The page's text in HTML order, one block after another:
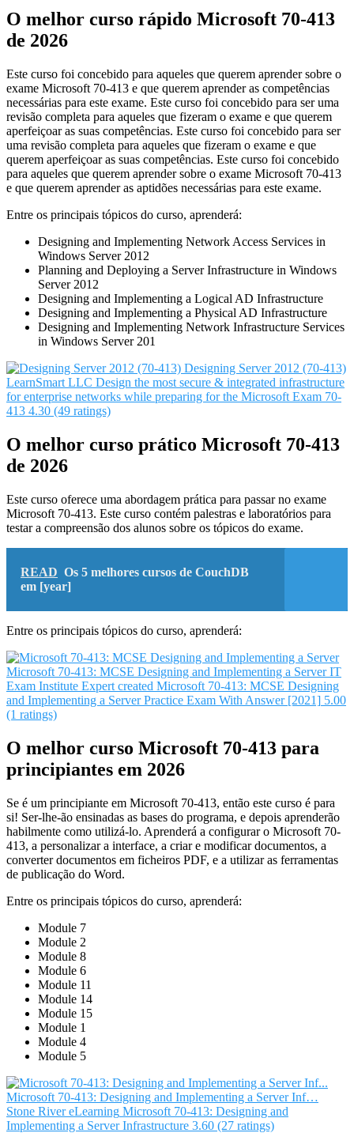
O melhor curso rápido Microsoft 70-413
de 2026
Este curso foi concebido para aqueles que querem aprender sobre o
exame Microsoft 70-413 e que querem aprender as competências
necessárias para este exame. Este curso foi concebido para ser uma
revisão completa para aqueles que fizeram o exame e que querem
aperfeiçoar as suas competências. Este curso foi concebido para ser
uma revisão completa para aqueles que fizeram o exame e que
querem aperfeiçoar as suas competências. Este curso foi concebido
para aqueles que querem aprender sobre o exame Microsoft 70-413
e que querem aprender as aptidões necessárias para este exame.
Entre os principais tópicos do curso, aprenderá:
Designing and Implementing Network Access Services in
Windows Server 2012
Planning and Deploying a Server Infrastructure in Windows
Server 2012
Designing and Implementing a Logical AD Infrastructure
Designing and Implementing a Physical AD Infrastructure
Designing and Implementing Network Infrastructure Services
in Windows Server 201
Designing Server 2012 (70-413)
LearnSmart LLC Design the most secure & integrated infrastructure
for enterprise networks while preparing for the Microsoft Exam 70-
413 4.30 (49 ratings)
O melhor curso prático Microsoft 70-413
de 2026
Este curso oferece uma abordagem prática para passar no exame
Microsoft 70-413. Este curso contém palestras e laboratórios para
testar a compreensão dos alunos sobre os tópicos do exame.
READ Os 5 melhores cursos de CouchDB
em [year]
Entre os principais tópicos do curso, aprenderá:
Microsoft 70-413: MCSE Designing and Implementing a Server IT
Exam Institute Expert created Microsoft 70-413: MCSE Designing
and Implementing a Server Practice Exam With Answer [2021] 5.00
(1 ratings)
O melhor curso Microsoft 70-413 para
principiantes em 2026
Se é um principiante em Microsoft 70-413, então este curso é para
si! Ser-lhe-ão ensinadas as bases do programa, e depois aprenderão
habilmente como utilizá-lo. Aprenderá a configurar o Microsoft 70-
413, a personalizar a interface, a criar e modificar documentos, a
converter documentos em ficheiros PDF, e a utilizar as ferramentas
de publicação do Word.
Entre os principais tópicos do curso, aprenderá:
Module 7
Module 2
Module 8
Module 6
Module 11
Module 14
Module 15
Module 1
Module 4
Module 5
Microsoft 70-413: Designing and Implementing a Server Inf…
Stone River eLearning Microsoft 70-413: Designing and
Implementing a Server Infrastructure 3.60 (27 ratings)